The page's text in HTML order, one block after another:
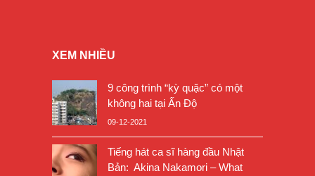
XEM NHIỀU
9 công trình “kỳ quặc” có một
không hai tại Ấn Độ
09-12-2021
Tiếng hát ca sĩ hàng đầu Nhật
Bản: Akina Nakamori – What